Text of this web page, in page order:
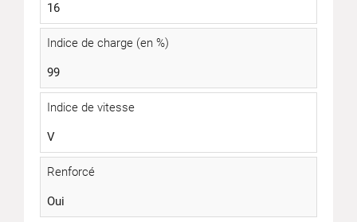
16
Indice de charge (en %)
99
Indice de vitesse
V
Renforcé
Oui